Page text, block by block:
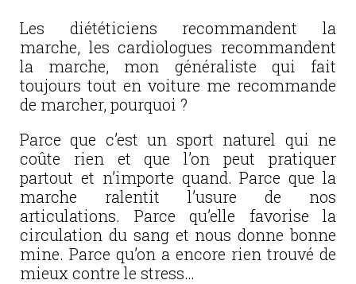
Les diététiciens recommandent la
marche, les cardiologues recommandent
la marche, mon généraliste qui fait
toujours tout en voiture me recommande
de marcher, pourquoi ?
Parce que c’est un sport naturel qui ne
coûte rien et que l’on peut pratiquer
partout et n’importe quand. Parce que la
marche ralentit l’usure de nos
articulations. Parce qu’elle favorise la
circulation du sang et nous donne bonne
mine. Parce qu’on a encore rien trouvé de
mieux contre le stress…